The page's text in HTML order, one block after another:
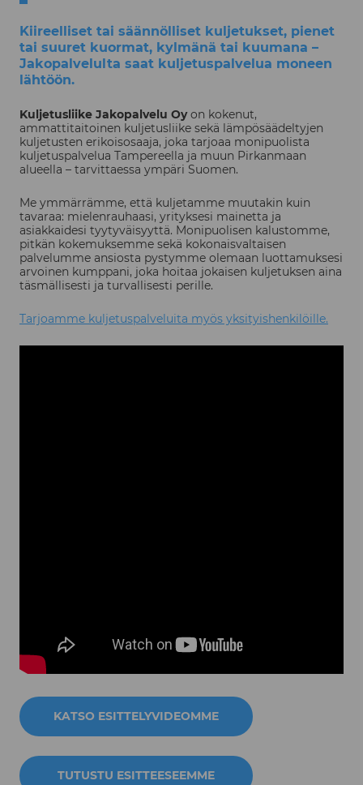
Kiireelliset tai säännölliset kuljetukset, pienet
tai suuret kuormat, kylmänä tai kuumana ​ –
Jakopalvelulta saat kuljetuspalvelua moneen
lähtöön.​
Kuljetusliike Jakopalvelu Oyon kokenut,
ammattitaitoinen kuljetusliike sekä lämpösäädeltyjen
kuljetusten erikoisosaaja, joka tarjoaa monipuolista
kuljetuspalvelua Tampereella ja muun Pirkanmaan
alueella – tarvittaessa ympäri Suomen.​
Me ymmärrämme, että kuljetamme muutakin kuin
tavaraa: mielenrauhaasi, yrityksesi mainetta ja
asiakkaidesi tyytyväisyyttä. Monipuolisen kalustomme,
pitkän kokemuksemme sekä kokonaisvaltaisen
palvelumme ansiosta pystymme olemaan luottamuksesi
arvoinen kumppani, joka hoitaa jokaisen kuljetuksen aina
täsmällisesti ja turvallisesti perille.
Tarjoamme kuljetuspalveluita myös yksityishenkilöille.
KATSO ESITTELYVIDEOMME
TUTUSTU ESITTEESEEMME